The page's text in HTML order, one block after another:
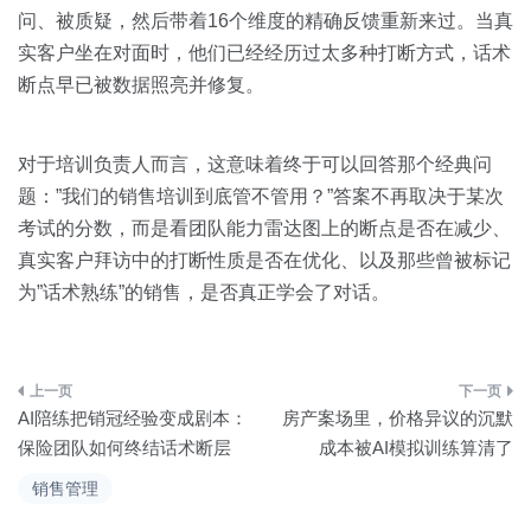
销售管理
问、被质疑，然后带着16个维度的精确反馈重新来过。当真
实客户坐在对面时，他们已经经历过太多种打断方式，话术
断点早已被数据照亮并修复。
对于培训负责人而言，这意味着终于可以回答那个经典问
题：”我们的销售培训到底管不管用？”答案不再取决于某次
考试的分数，而是看团队能力雷达图上的断点是否在减少、
真实客户拜访中的打断性质是否在优化、以及那些曾被标记
为”话术熟练”的销售，是否真正学会了对话。
文
章
导
AI陪练把销冠经验变成剧本：
保险团队如何终结话术断层
房产案场里，价格异议的沉默
成本被AI模拟训练算清了